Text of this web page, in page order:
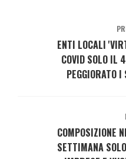
ENTI LOCALI
COVID SOLO IL
PEGGIORATO
COMPOSIZIONE
SETTIMANA